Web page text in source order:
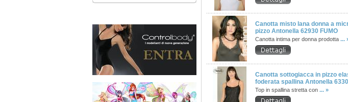
Canotta misto lana donna a
pizzo Antonella 62930 FUMO
Canotta intima per donna prodotta ...
Canotta sottogiacca in pizzo
foderata spallina Antonella
Top in spallina stretta con ... »